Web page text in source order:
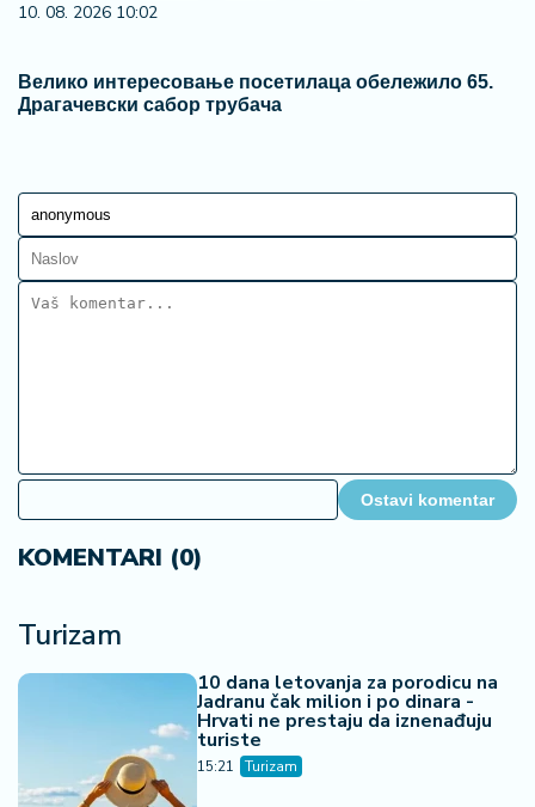
10. 08. 2026 10:02
Велико интересовање посетилаца обележило 65.
Драгачевски сабор трубача
Ostavi komentar
KOMENTARI (0)
Turizam
10 dana letovanja za porodicu na
Jadranu čak milion i po dinara -
Hrvati ne prestaju da iznenađuju
turiste
15:21 Turizam